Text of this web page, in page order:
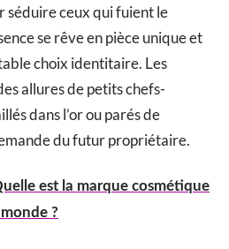
séduire ceux qui fuient le
se rêve en pièce unique et
choix identitaire. Les
allures de petits chefs-
dans l’or ou parés de
du futur propriétaire.
est la marque cosmétique
?